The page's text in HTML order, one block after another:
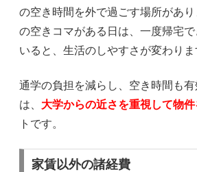
の空き時間を外で過ごす場所があ
の空きコマがある日は、一度帰宅
いると、生活のしやすさが変わりま
通学の負担を減らし、空き時間も
は、 大学からの近さを重視して物
トです。
家賃以外の諸経費